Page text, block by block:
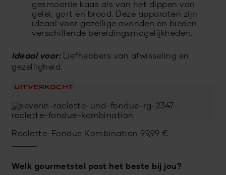
gesmoorde kaas als van het dippen van
gelei, gort en brood. Deze apparaten zijn
ideaal voor gezellige avonden en bieden
verschillende bereidingsmogelijkheden.
Ideaal voor: Liefhebbers van afwisseling en
gezelligheid.
UITVERKOCHT
Raclette-Fondue Kombination 99,99 €
Welk gourmetstel past het beste bij jou?